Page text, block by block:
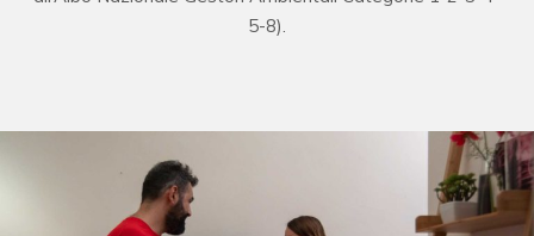
5-8).